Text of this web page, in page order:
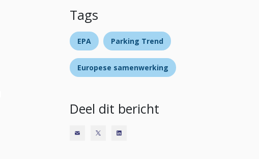
Tags
EPA Parking Trend
Europese samenwerking
Deel dit bericht